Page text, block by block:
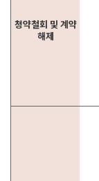
청약철회 및 계약
해제